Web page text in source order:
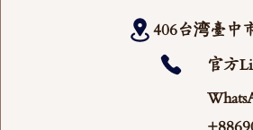
406台湾臺中
官方